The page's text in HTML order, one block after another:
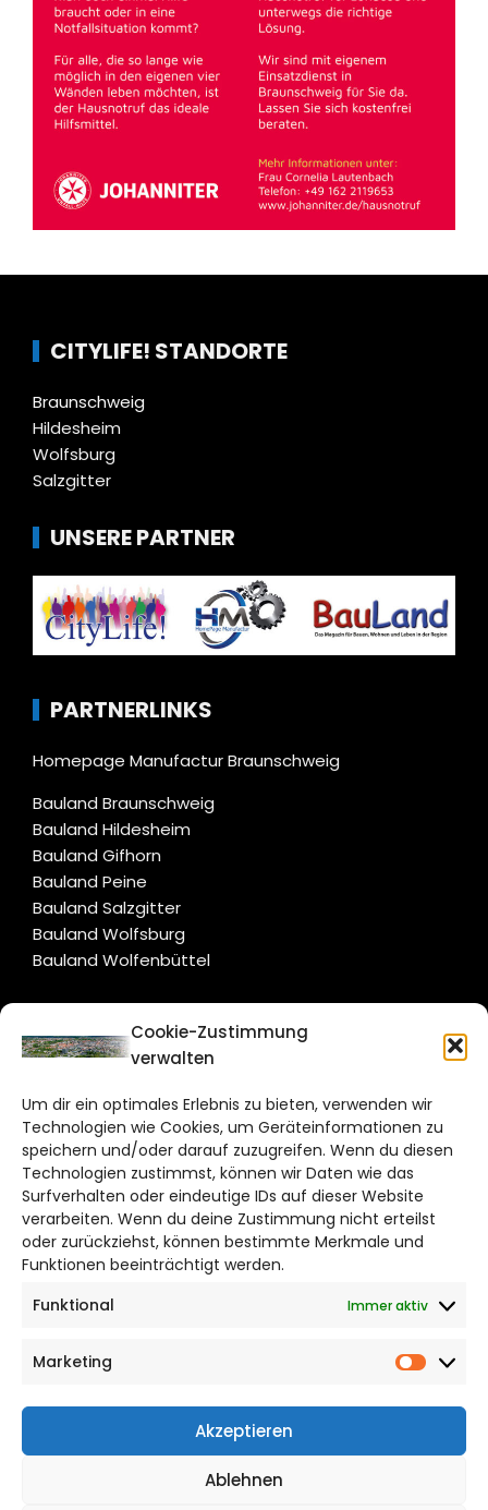
Cookie-Zustimmung
verwalten
Um dir ein optimales Erlebnis zu bieten, verwenden wir
Technologien wie Cookies, um Geräteinformationen zu
speichern und/oder darauf zuzugreifen. Wenn du diesen
Technologien zustimmst, können wir Daten wie das
Surfverhalten oder eindeutige IDs auf dieser Website
verarbeiten. Wenn du deine Zustimmung nicht erteilst
oder zurückziehst, können bestimmte Merkmale und
Funktionen beeinträchtigt werden.
Funktional
Immer aktiv
Marketing
Akzeptieren
Ablehnen
CITYLIFE! STANDORTE
Braunschweig
Hildesheim
Wolfsburg
Salzgitter
UNSERE PARTNER
PARTNERLINKS
Homepage Manufactur Braunschweig
Bauland Braunschweig
Bauland Hildesheim
Bauland Gifhorn
Bauland Peine
Bauland Salzgitter
Bauland Wolfsburg
Bauland Wolfenbüttel
CITYLIFE!
Bruchtorwall 12
38100 Braunschweig
Telefon: 0531 387220 – 65
DAS STADTMAGAZIN FÜR
BRAUNSCHWEIG
Impressum
Cookie Richtlinie
CITYLIFE! BEI FACEBOOK